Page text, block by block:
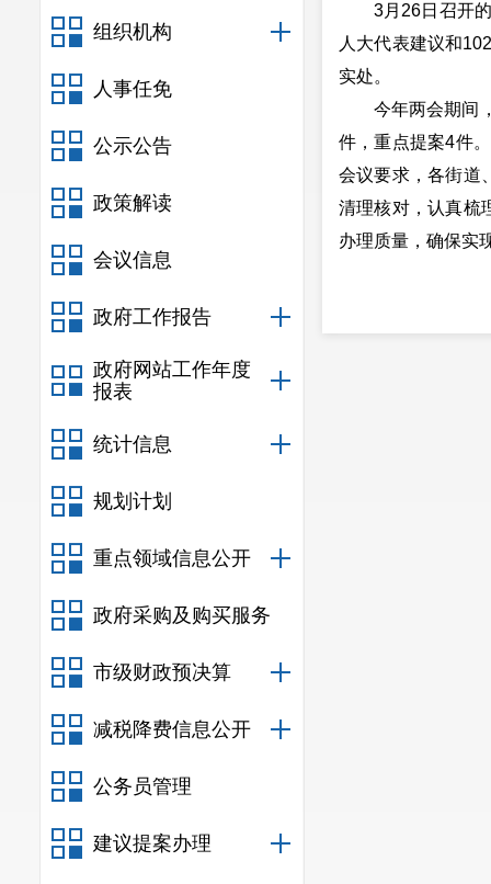
组织机构
人事任免
公示公告
政策解读
会议信息
政府工作报告
政府网站工作年度
报表
统计信息
规划计划
重点领域信息公开
政府采购及购买服务
市级财政预决算
减税降费信息公开
公务员管理
建议提案办理
3月26日召开的
人大代表建议和
实处。
今年两会期间，
件，重点提案4件
会议要求，各街道
清理核对，认真梳
办理质量，确保实